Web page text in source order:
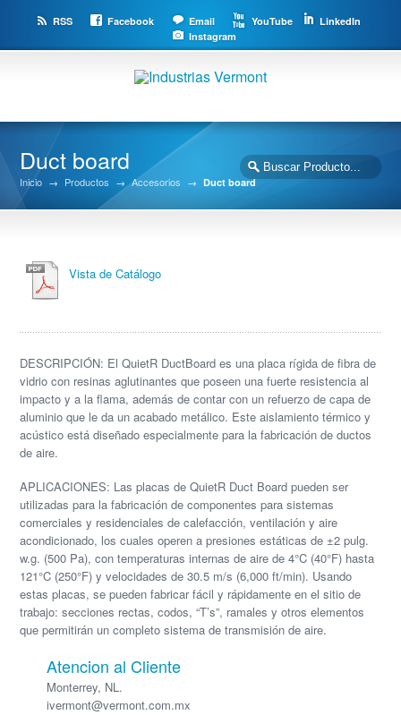
RSS Facebook Email YouTube
LinkedIn
Instagram
Duct board
Inicio → Productos → Accesorios → Duct board
Vista de Catálogo
DESCRIPCIÓN: El QuietR DuctBoard es una placa rígida de fibra de
vidrio con resinas aglutinantes que poseen una fuerte resistencia al
impacto y a la flama, además de contar con un refuerzo de capa de
aluminio que le da un acabado metálico. Este aislamiento térmico y
acústico está diseñado especialmente para la fabricación de ductos
de aire.
APLICACIONES: Las placas de QuietR Duct Board pueden ser
utilizadas para la fabricación de componentes para sistemas
comerciales y residenciales de calefacción, ventilación y aire
acondicionado, los cuales operen a presiones estáticas de ±2 pulg.
w.g. (500 Pa), con temperaturas internas de aire de 4°C (40°F) hasta
121°C (250°F) y velocidades de 30.5 m/s (6,000 ft/min). Usando
estas placas, se pueden fabricar fácil y rápidamente en el sitio de
trabajo: secciones rectas, codos, “T’s”, ramales y otros elementos
que permitirán un completo sistema de transmisión de aire.
Atencion al Cliente
Monterrey, NL.
ivermont@vermont.com.mx